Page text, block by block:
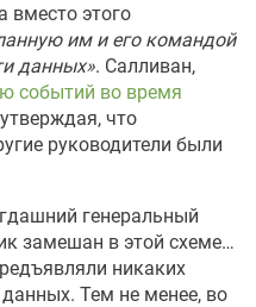
вместо этого
им и его командой
данных». Салливан,
событий во время
что
руководители были
генеральный
замешан в этой схеме…
никаких
Тем не менее, во